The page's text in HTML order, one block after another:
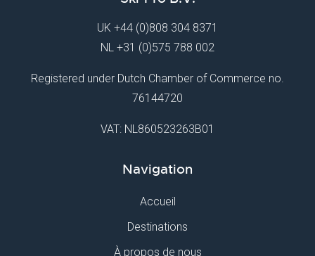
UK +44 (0)808 304 8371
NL +31 (0)575 788 002
Registered under Dutch Chamber of Commerce no.
76144720
VAT: NL860523263B01
Navigation
Accueil
Destinations
À propos de nous